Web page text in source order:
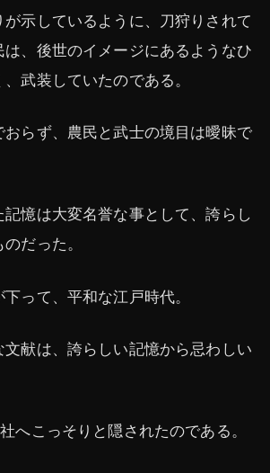
示しているように、刀狩りされて
は、後世のイメージにあるようなひ
武装していたのである。
らず、農民と武士の境目は曖昧で
憶は大変名誉な事として、誇らし
だった。
って、平和な江戸時代。
文献は、誇らしい記憶から忌わしい
へこっそりと隠されたのである。